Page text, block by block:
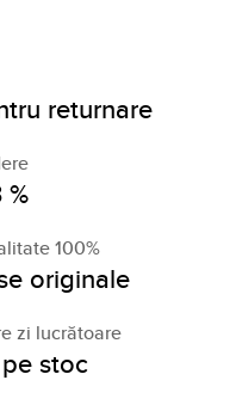
returnare
100%
originale
zi lucrătoare
stoc